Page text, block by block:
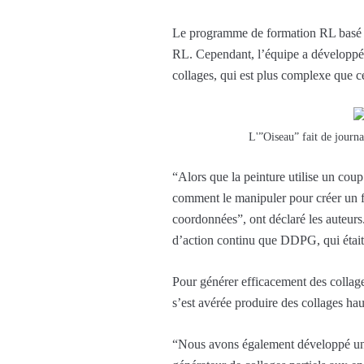
Le programme de formation RL basé
RL. Cependant, l’équipe a
collages, qui est plus complexe que
L'”Oiseau” fait de
“Alors que la peinture utilise un
comment le manipuler pour créer un
coordonnées”, ont déclaré les
d’action continu que DDPG, qui
Pour générer efficacement des
s’est avérée produire des collages
“Nous avons également développé